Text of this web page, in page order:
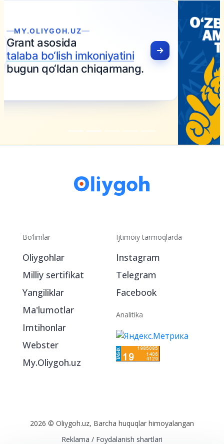
Bo‘limlar
Oliygohlar
Milliy sertifikat
Yangiliklar
Ma'lumotlar
Imtihonlar
Webster
My.Oliygoh.uz
Ijtimoiy tarmoqlarda
Instagram
Telegram
Facebook
Analitika
2026 © Oliygoh.uz, Barcha huquqlar himoyalangan
Reklama / Foydalanish shartlari